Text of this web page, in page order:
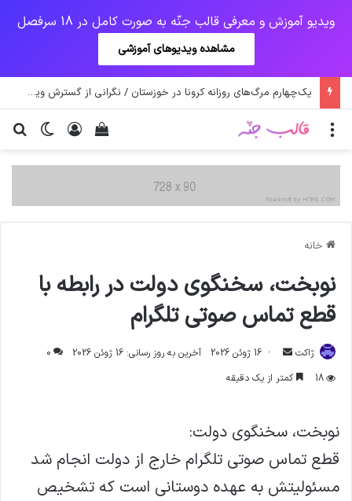
ویدیو آموزش و معرفی قالب جنّه به صورت کامل در 18 سرفصل
مشاهده ویدیوهای آموزشی
یک‌چهارم مرگ‌های روزانه کرونا در خوزستان / نگرانی از گسترش ویروس انگلیسی در تهران
تغییر ورود
دیدن سبد خرید منو
خانه
نوبخت، سخنگوی دولت در رابطه با
قطع تماس صوتی تلگرام
ژاکت
ارسال
ایمیل
16 ژوئن 2026 آخرین به روز رسانی: 16 ژوئن 2026
0
18
کمتر از یک دقیقه
نوبخت، سخنگوی دولت:
قطع تماس صوتی تلگرام خارج از دولت انجام شد
مسئولیتش به عهده دوستانی است که تشخیص